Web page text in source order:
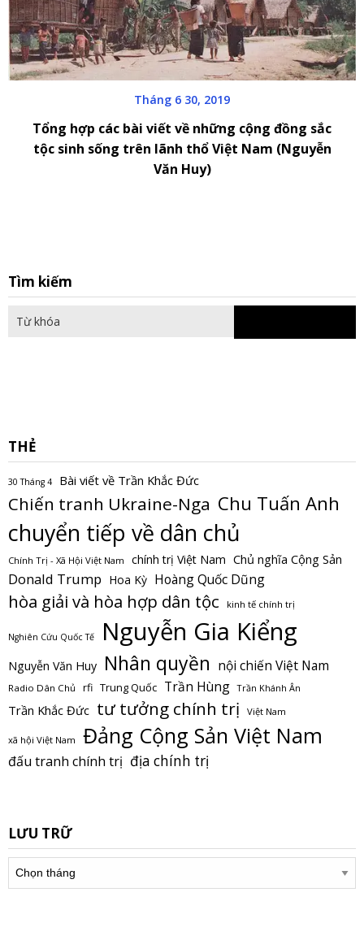
Tháng 6 30, 2019
Tổng hợp các bài viết về những cộng đồng sắc
tộc sinh sống trên lãnh thổ Việt Nam (Nguyễn
Văn Huy)
Tìm kiếm
THẺ
30 Tháng 4 Bài viết về Trần Khắc Đức
Chiến tranh Ukraine-Nga Chu Tuấn Anh
chuyển tiếp về dân chủ
Chính Trị - Xã Hội Việt Nam chính trị Việt Nam Chủ nghĩa Cộng Sản
Donald Trump Hoa Kỳ Hoàng Quốc Dũng
hòa giải và hòa hợp dân tộc kinh tế chính trị
Nghiên Cứu Quốc Tế Nguyễn Gia Kiểng
Nguyễn Văn Huy Nhân quyền nội chiến Việt Nam
Radio Dân Chủ rfi Trung Quốc Trần Hùng Trần Khánh Ân
Trần Khắc Đức tư tưởng chính trị Việt Nam
xã hội Việt Nam Đảng Cộng Sản Việt Nam
đấu tranh chính trị địa chính trị
LƯU TRỮ
Lưu